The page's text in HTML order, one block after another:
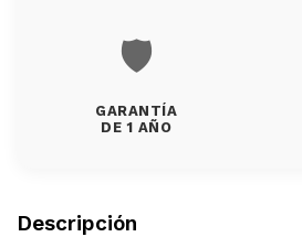
🛡️
GARANTÍA
DE 1 AÑO
Descripción